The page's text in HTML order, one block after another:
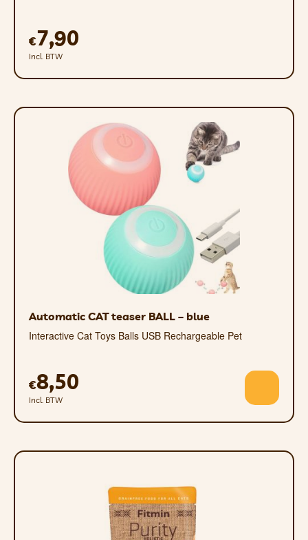
€7,90
Incl. BTW
Automatic CAT teaser BALL – blue
Interactive Cat Toys Balls USB Rechargeable Pet
€8,50
Incl. BTW